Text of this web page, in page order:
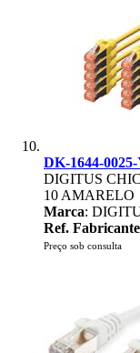
DK-1644-
DIGITUS
10 AMARELO
Marca:
Ref. Fabricante
Preço sob consulta